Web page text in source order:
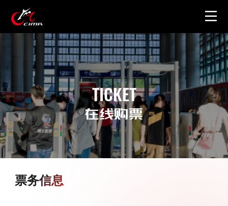
首页
关于展会
图片视频
周边产品
联系我们
TICKET
在线购票
票务信息